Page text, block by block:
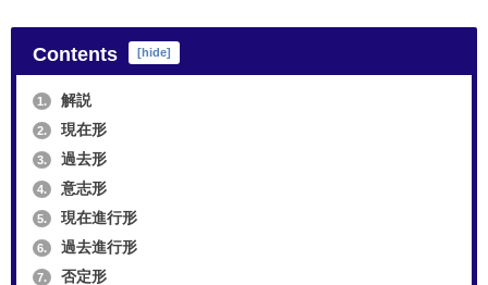
Contents [hide]
1. 解説
2. 現在形
3. 過去形
4. 意志形
5. 現在進行形
6. 過去進行形
7. 否定形